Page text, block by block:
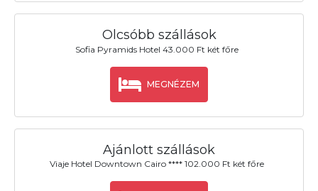
Olcsóbb szállások
Sofia Pyramids Hotel 43.000 Ft két főre
MEGNÉZEM
Ajánlott szállások
Viaje Hotel Downtown Cairo **** 102.000 Ft két főre